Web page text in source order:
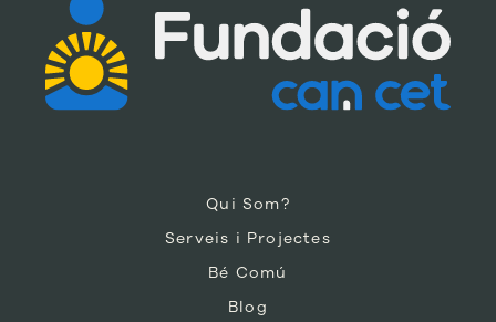
Qui Som?
Serveis i Projectes
Bé Comú
Blog